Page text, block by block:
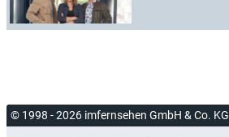
© 1998 - 2026 imfernsehen GmbH & Co. KG